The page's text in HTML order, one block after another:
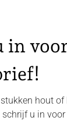
in
hout
u in voor